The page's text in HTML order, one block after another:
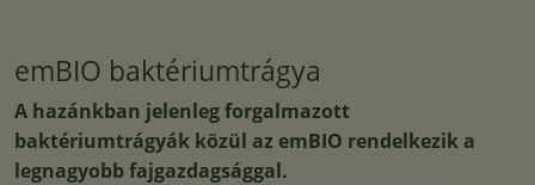
emBIO baktériumtrágya
A hazánkban jelenleg forgalmazott
baktériumtrágyák közül az emBIO rendelkezik a
legnagyobb fajgazdagsággal.